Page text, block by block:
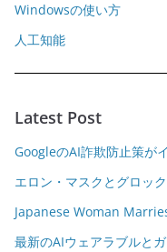
Windowsの使い方
人工知能
Latest Post
GoogleのAI詐欺防止策が
エロン・マスクとグロッ
Japanese Woman
最新のAIウェアラブルと